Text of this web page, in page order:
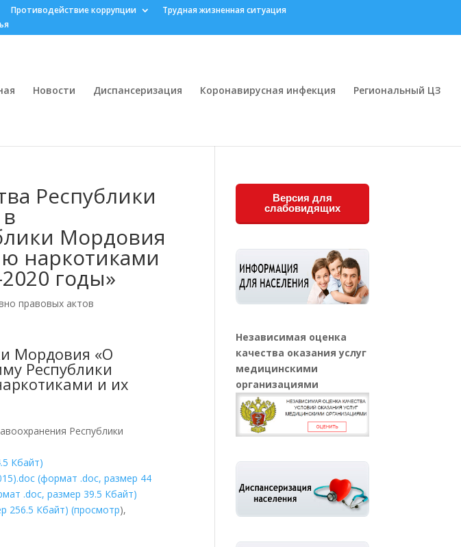
Противодействие коррупции
Трудная жизненная ситуация
Новости Диспансеризация Коронавирусная инфекция Региональный ЦЗ
Республики
Мордовия
наркотиками
годы»
правовых актов
Мордовия «О
Республики
и их
Республики
Кбайт)
(формат .doc, размер 44
.doc, размер 39.5 Кбайт)
256.5 Кбайт) (просмотр),
Версия для
слабовидящих
Независимая оценка
качества оказания услуг
медицинскими
организациями